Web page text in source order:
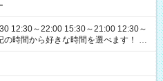
12:30～22:00 15:30～21:00 12:30～
あります